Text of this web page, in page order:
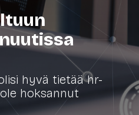
hyvä tietää hr-
hoksannut